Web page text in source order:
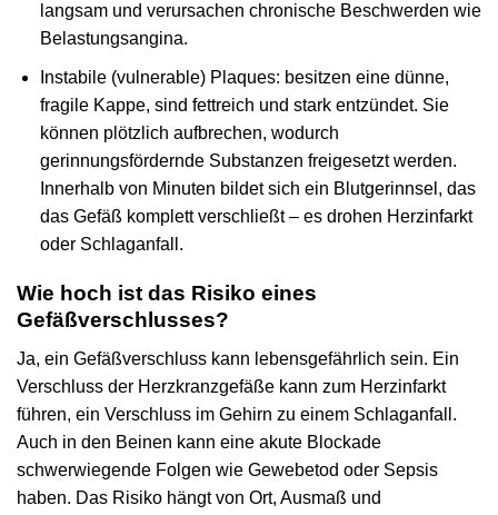
langsam und verursachen chronische Beschwerden wie
Belastungsangina.
Instabile (vulnerable) Plaques: besitzen eine dünne,
fragile Kappe, sind fettreich und stark entzündet. Sie
können plötzlich aufbrechen, wodurch
gerinnungsfördernde Substanzen freigesetzt werden.
Innerhalb von Minuten bildet sich ein Blutgerinnsel, das
das Gefäß komplett verschließt – es drohen Herzinfarkt
oder Schlaganfall.
Wie hoch ist das Risiko eines
Gefäßverschlusses?
Ja, ein Gefäßverschluss kann lebensgefährlich sein. Ein
Verschluss der Herzkranzgefäße kann zum Herzinfarkt
führen, ein Verschluss im Gehirn zu einem Schlaganfall.
Auch in den Beinen kann eine akute Blockade
schwerwiegende Folgen wie Gewebetod oder Sepsis
haben. Das Risiko hängt von Ort, Ausmaß und